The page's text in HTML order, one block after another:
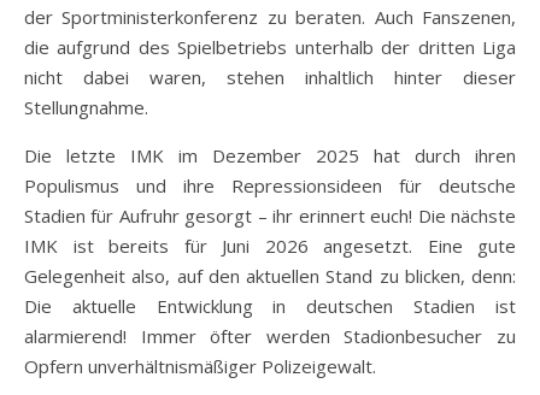
der Sportministerkonferenz zu beraten. Auch Fanszenen,
die aufgrund des Spielbetriebs unterhalb der dritten Liga
nicht dabei waren, stehen inhaltlich hinter dieser
Stellungnahme.
Die letzte IMK im Dezember 2025 hat durch ihren
Populismus und ihre Repressionsideen für deutsche
Stadien für Aufruhr gesorgt – ihr erinnert euch! Die nächste
IMK ist bereits für Juni 2026 angesetzt. Eine gute
Gelegenheit also, auf den aktuellen Stand zu blicken, denn:
Die aktuelle Entwicklung in deutschen Stadien ist
alarmierend! Immer öfter werden Stadionbesucher zu
Opfern unverhältnismäßiger Polizeigewalt.